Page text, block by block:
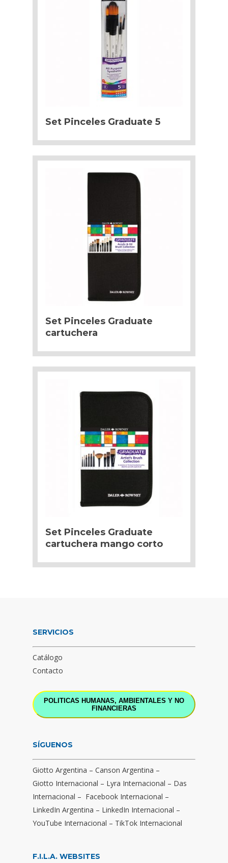
Set Pinceles Graduate 5
Set Pinceles Graduate
cartuchera
Set Pinceles Graduate
cartuchera mango corto
SERVICIOS
Catálogo
Contacto
POLITICAS HUMANAS, AMBIENTALES Y NO
FINANCIERAS
SÍGUENOS
Giotto Argentina – Canson Argentina –
Giotto Internacional – Lyra Internacional – Das
Internacional – Facebook Internacional –
LinkedIn Argentina – LinkedIn Internacional –
YouTube Internacional – TikTok Internacional
F.I.L.A. WEBSITES